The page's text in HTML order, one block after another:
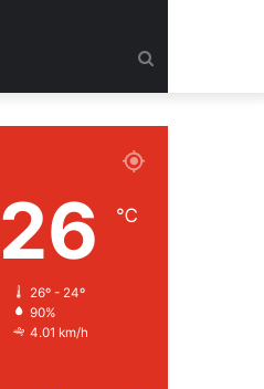
26 ℃
26º - 24º
90%
4.01 km/h